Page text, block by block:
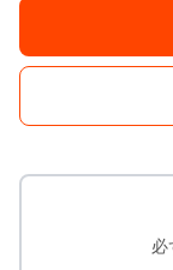
必